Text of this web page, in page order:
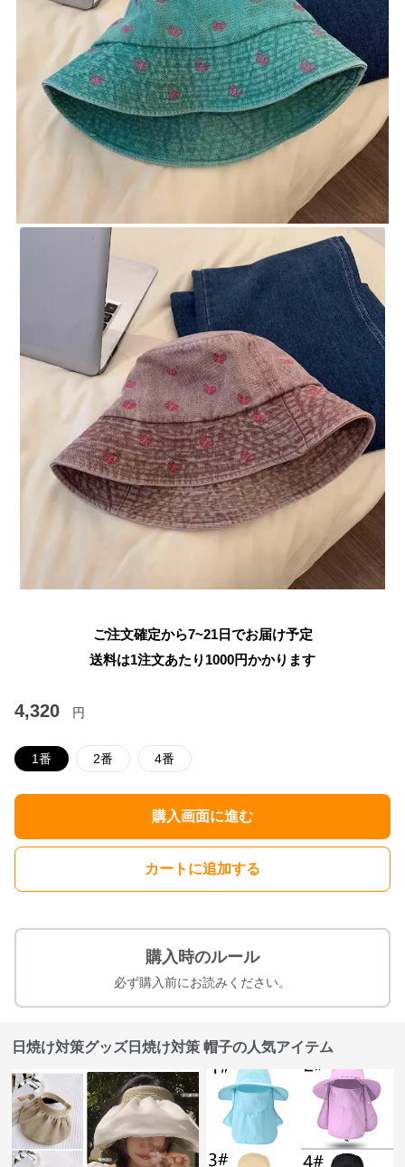
ご注文確定から7~21日でお届け予定
送料は1注文あたり 1000円かかります
4,320 円
1番 2番 4番
購入画面に進む
カートに追加する
購入時のルール
必ず購入前にお読みください。
日焼け対策グッズ日焼け対策 帽子の人気アイテム